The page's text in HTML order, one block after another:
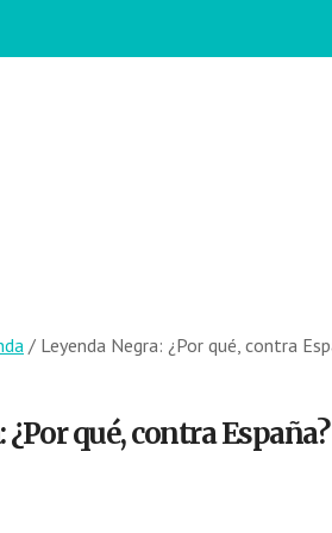
/ Leyenda Negra: ¿Por qué, contra
qué, contra España?